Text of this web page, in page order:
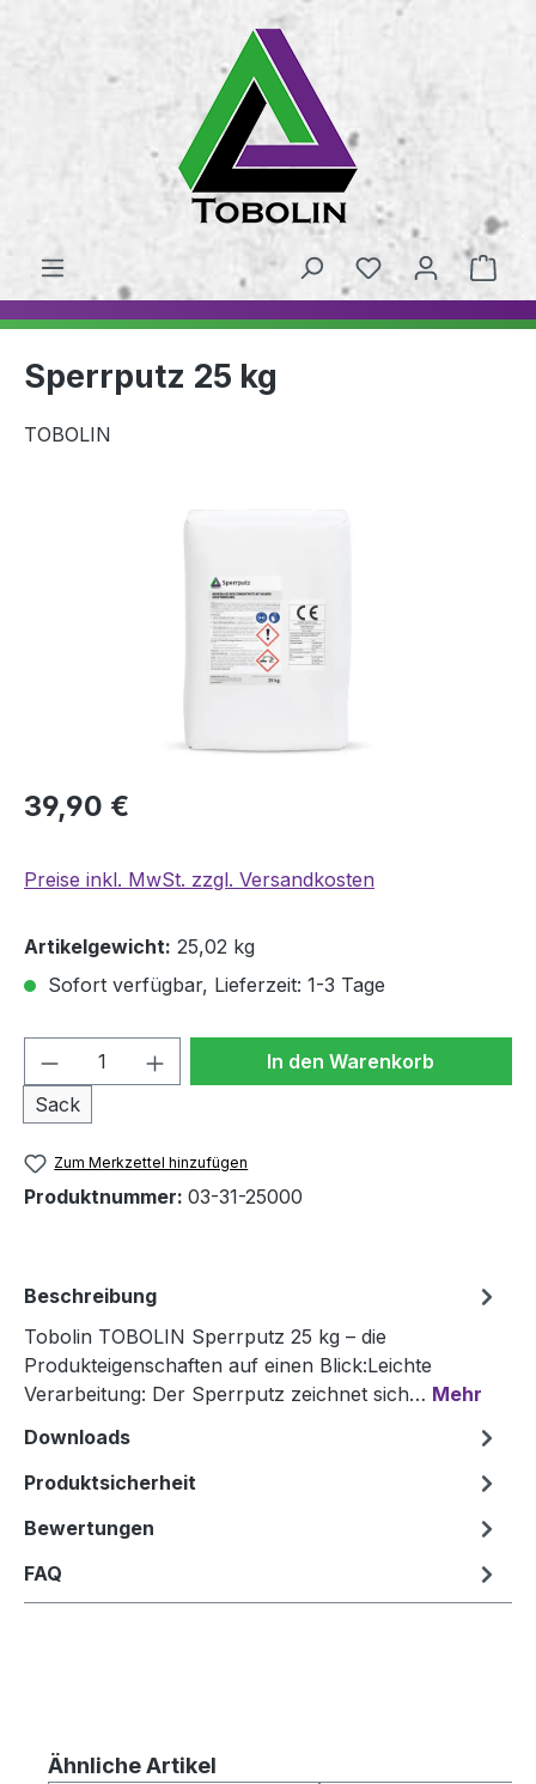
Sperrputz 25 kg
TOBOLIN
39,90 €
Preise inkl. MwSt. zzgl. Versandkosten
Artikelgewicht: 25,02 kg
Sofort verfügbar, Lieferzeit: 1-3 Tage
Produkt Anzahl: Gib den
Sack
In den Warenkorb
Zum Merkzettel hinzufügen
Produktnummer: 03-31-25000
Beschreibung
Tobolin TOBOLIN Sperrputz 25 kg – die
Produkteigenschaften auf einen Blick:Leichte
Verarbeitung: Der Sperrputz zeichnet sich… Mehr
Downloads
Produktsicherheit
Bewertungen
FAQ
Produktgalerie überspringen
Ähnliche Artikel